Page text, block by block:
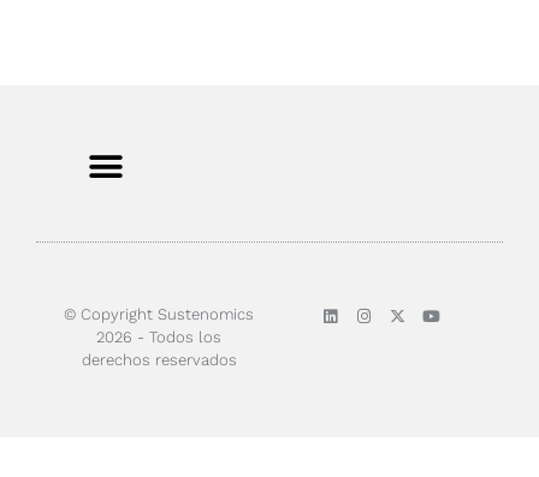
© Copyright Sustenomics
2026 - Todos los
derechos reservados